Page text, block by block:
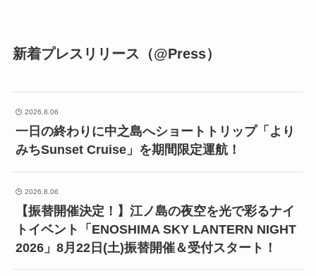
新着プレスリリース（@Press）
2026.8.06
一日の終わりに中之島へショートトリップ「より
みちSunset Cruise」を期間限定運航！
2026.8.06
【振替開催決定！】江ノ島の夜空を光で彩るナイ
トイベント「ENOSHIMA SKY LANTERN NIGHT
2026」8月22日(土)振替開催＆受付スタート！